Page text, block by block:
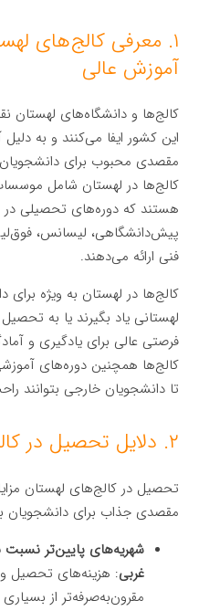
۱. معرفی کالج‌های
آموزش عالی
کالج‌ها و دانشگاه‌های
این کشور ایفا می‌کنند و به
مقصدی محبوب برای
کالج‌ها در لهستان شامل
هستند که دوره‌های تحصیلی در
پیش‌دانشگاهی، لیسانس،
فنی ارائه می‌دهند.
کالج‌ها در لهستان به ویژه برای
لهستانی یاد بگیرند یا به
فرصتی عالی برای یادگیری و
کالج‌ها همچنین دوره‌های
تا دانشجویان خارجی بتوانند
۲. دلایل تحصیل در کالج‌های لهستان
تحصیل در کالج‌های لهستان
مقصدی جذاب برای دانشجویان
شهریه‌های پایین‌تر نسبت
غربی: هزینه‌های تحصیل
مقرون‌به‌صرفه‌تر از